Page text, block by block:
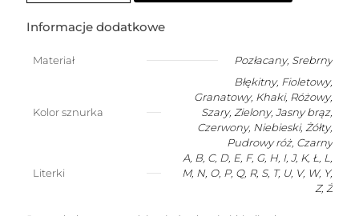
niemowlaka
dowolną
literką
Informacje dodatkowe
Materiał Pozłacany, Srebrny
Kolor sznurka
Błękitny, Fioletowy,
Granatowy, Khaki, Różowy,
Szary, Zielony, Jasny brąz,
Czerwony, Niebieski, Żółty,
Pudrowy róż, Czarny
Literki
A, B, C, D, E, F, G, H, I, J, K, Ł, L,
M, N, O, P, Q, R, S, T, U, V, W, Y,
Z, Ż